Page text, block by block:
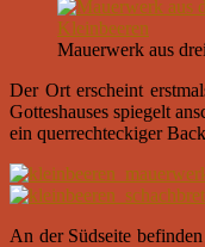
Mauerwerk aus
Der Ort erscheint
Gotteshauses spiegelt
ein querrechteckiger
An der Südseite